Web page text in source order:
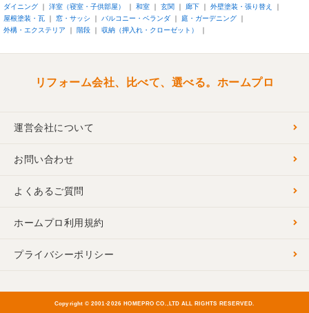
ダイニング
洋室（寝室・子供部屋） 和室 玄関 廊下
外壁塗装・張り替え
屋根塗装・瓦
窓・サッシ バルコニー・ベランダ
庭・ガーデニング
外構・エクステリア
階段 収納（押入れ・クローゼット）
リフォーム会社、比べて、選べる。ホームプロ
運営会社について
お問い合わせ
よくあるご質問
ホームプロ利用規約
プライバシーポリシー
Copyright © 2001-2026 HOMEPRO CO.,LTD ALL RIGHTS RESERVED.